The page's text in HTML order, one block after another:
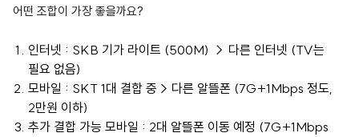
어떤 조합이 가장 좋을까요?
인터넷 : SKB 기가 라이트 (500M) → 다른 인터넷 (TV는
필요 없음)
모바일 : SKT 1대 결합 중 > 다른 알뜰폰 (7G+1Mbps 정도,
2만원 이하)
추가 결합 가능 모바일 : 2대 알뜰폰 이동 예정 (7G+1Mbps